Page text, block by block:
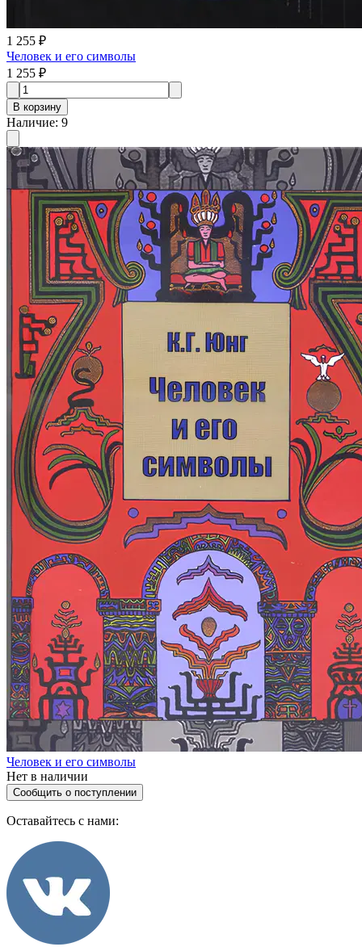
1 255 ₽
Человек и его символы
1 255 ₽
В корзину
Наличие: 9
Человек и его символы
Нет в наличии
Сообщить о поступлении
Оставайтесь с нами: